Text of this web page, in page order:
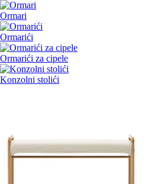
Ormari
Ormarići
Ormarići za cipele
Konzolni stolići